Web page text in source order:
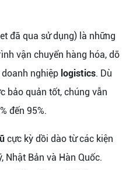
đã qua sử dụng) là những
vận chuyển hàng hóa, dỡ
nghiệp logistics. Dù
bảo quản tốt, chúng vẫn
đến 95%.
cực kỳ dồi dào từ các kiện
Nhật Bản và Hàn Quốc.